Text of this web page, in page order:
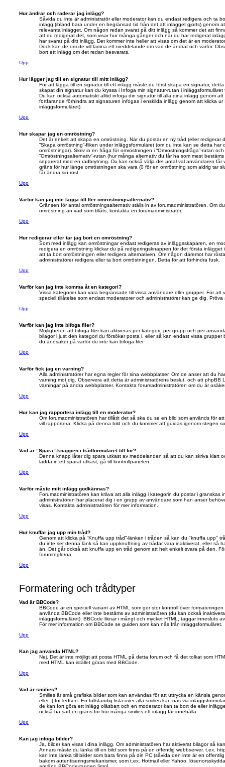
Hur ändrar och raderar jag inlägg?
Såvida du inte är administratör eller moderator kan du endast redigera och ta
inlägg (ibland bara under en begränsad tid från det att inlägget gjorts) genom
relevanta inlägget. Om någon redan svarat på ditt inlägg så kommer det att
att du redigerat det, som visar hur många gånger och när du har redigerat
har svarat på ditt inlägg. Det kommer inte heller att visas om det är en
Dock kan de om de vill lämna ett meddelande om vad de ändrat och varför.
bort ett inlägg om det redan besvarats.
Upp
Hur lägger jag till en signatur till mitt inlägg?
För att lägga till en signatur till ett inlägg måste du först skapa en signatur,
skapat din signatur kan du kryssa i Infoga min signatur-rutan i
Du kan också automatiskt alltid infoga din signatur till alla dina inlägg genom
fortfarande förhindra att signaturen infogas i enskilda inlägg genom att klicka ur
inläggsformuläret).
Upp
Hur skapar jag en omröstning?
Det är enkelt att skapa en omröstning. När du postar en ny tråd (eller redigerar
“Skapa omröstning”-fliken under inläggsformuläret (om du inte kan se detta
omröstningar). Skriv in en fråga för omröstningen i “Omröstningsfråga”-rutan
“Omröstningsalternativ”-rutan (hur många alternativ du får ha som mest
separerat med en radbrytning. Du kan också välja det antal val användaren får
gräns för hur länge omröstningen ska vara (0 för en omröstning som aldrig tar
får ändra sin röst.
Upp
Varför kan jag inte lägga till fler omröstningsalternativ?
Gränsen för antal omröstningsalternativ ställs in av forumadministratören. Om
omröstning än vad som tillåts, kontakta en forumadministratör.
Upp
Hur redigerar eller tar jag bort en omröstning?
Som med inlägg kan omröstningar endast redigeras av inläggsskaparen, en
redigera en omröstning klickar du på redigeringsknappen för det första
att ta bort omröstningen eller redigera alternativen. Om någon däremot har
administratörer redigera eller ta bort omröstningen. Detta för att förhindra fusk.
Upp
Varför kan jag inte komma åt en kategori?
Vissa kategorier kan vara begränsade till vissa användare eller grupper. För att
speciell tillåtelse som endast moderatorer och administratörer kan ge dig.
Upp
Varför kan jag inte bifoga filer?
Möjligheten att bifoga filer kan aktiveras per kategori, per grupp och per
bilagor i just den kategori du försöker posta i, eller så kan endast vissa grupper
du är osäker på varför du inte kan bifoga filer.
Upp
Varför fick jag en varning?
Alla administratörer har egna regler för sina webbplatser. Om de anser att du
varning mot dig. Observera att detta är administratörens beslut, och att phpBB
varningar på andra webbplatser. Kontakta forumadministratören om du är
Upp
Hur kan jag rapportera inlägg till en moderator?
Om forumadministratören har tillåtit det så ska du se en bild som används för
vill rapportera. Klicka på denna bild och du kommer att guidas igenom stegen
Upp
Vad är “Spara”-knappen i trådformuläret till för?
Denna knapp låter dig spara utkast av meddelanden så att du kan skriva klart
ladda in ett sparat utkast, gå till kontrollpanelen.
Upp
Varför måste mitt inlägg godkännas?
Forumadministratören kan kräva att alla inlägg i kategorin du postar i granskas
administratören har placerat dig i en grupp av användare som han anser
visas. Kontakta administratören för mer information.
Upp
Hur knuffar jag upp min tråd?
Genom att klicka på “Knuffa upp tråd”-länken i tråden så kan du "knuffa upp"
du inte ser denna länk så kan uppknuffning av trådar vara inaktiverat, eller så
än. Det går också att knuffa upp en tråd genom att helt enkelt svara på den.
forumreglerna.
Upp
Formatering och trådtyper
Vad är BBCode?
BBCode är en speciell variant av HTML som ger stor kontroll över
använda BBCode eller inte bestäms av administratören (du kan också
inläggsformuläret). BBCode liknar i mångt och mycket HTML, taggar innesluts
För mer information om BBCode se guiden som kan nås från inläggsformuläret.
Upp
Kan jag använda HTML?
Nej. Det är inte möjligt att posta HTML på detta forum och få det tolkat som
med HTML kan istället göras med BBCode.
Upp
Vad är smilies?
Smilies är små grafiska bilder som kan användas för att uttrycka en känsla
eller :( för ledsen. En fullständig lista över alla smilies kan nås via
de kan fort göra ett inlägg oläsbart och en moderator kan ta bort de eller
också ha satt en gräns för hur många smilies ett inlägg får innehålla.
Upp
Kan jag infoga bilder?
Ja, bilder kan visas i dina inlägg. Om administratören har aktiverat bilagor så
Annars måste du länka till en bild som finns på en offentlig webbserver, t.ex.
kan inte länka till bilder som bara finns på din PC (såvida den inte är en
bakom autentiseringsmekanismer, som t.ex. Hotmail eller Yahoo,